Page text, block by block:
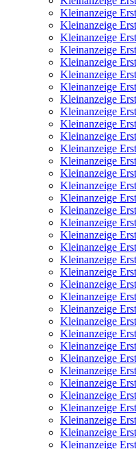
Kleinanzeige
Kleinanzeige
Kleinanzeige
Kleinanzeige
Kleinanzeige
Kleinanzeige
Kleinanzeige
Kleinanzeige
Kleinanzeige
Kleinanzeige
Kleinanzeige
Kleinanzeige
Kleinanzeige
Kleinanzeige
Kleinanzeige
Kleinanzeige
Kleinanzeige
Kleinanzeige
Kleinanzeige
Kleinanzeige
Kleinanzeige
Kleinanzeige
Kleinanzeige
Kleinanzeige
Kleinanzeige
Kleinanzeige
Kleinanzeige
Kleinanzeige
Kleinanzeige
Kleinanzeige
Kleinanzeige
Kleinanzeige
Kleinanzeige
Kleinanzeige
Kleinanzeige
Kleinanzeige